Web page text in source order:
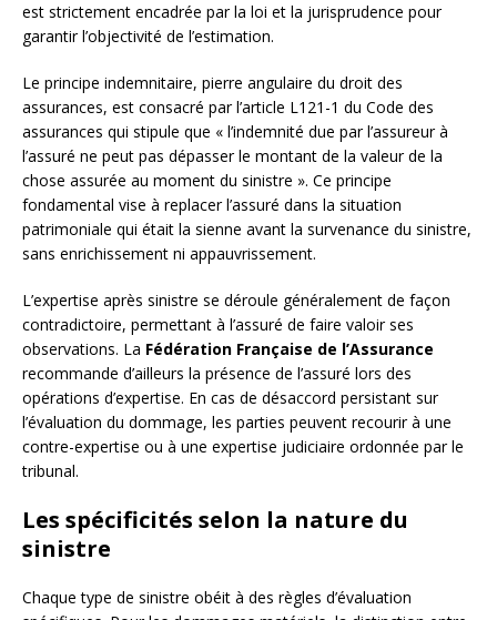
est strictement encadrée par la loi et la jurisprudence pour
garantir l’objectivité de l’estimation.
Le principe indemnitaire, pierre angulaire du droit des
assurances, est consacré par l’article L121-1 du Code des
assurances qui stipule que « l’indemnité due par l’assureur à
l’assuré ne peut pas dépasser le montant de la valeur de la
chose assurée au moment du sinistre ». Ce principe
fondamental vise à replacer l’assuré dans la situation
patrimoniale qui était la sienne avant la survenance du sinistre,
sans enrichissement ni appauvrissement.
L’expertise après sinistre se déroule généralement de façon
contradictoire, permettant à l’assuré de faire valoir ses
observations. La Fédération Française de l’Assurance
recommande d’ailleurs la présence de l’assuré lors des
opérations d’expertise. En cas de désaccord persistant sur
l’évaluation du dommage, les parties peuvent recourir à une
contre-expertise ou à une expertise judiciaire ordonnée par le
tribunal.
Les spécificités selon la nature du
sinistre
Chaque type de sinistre obéit à des règles d’évaluation